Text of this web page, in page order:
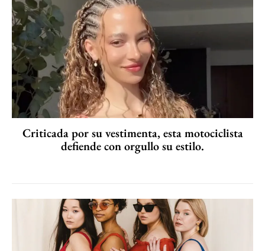
Criticada por su vestimenta, esta motociclista
defiende con orgullo su estilo.